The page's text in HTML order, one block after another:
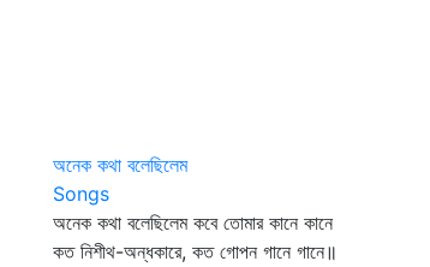
অনেক কথা বলেছিলেম
Songs
অনেক কথা বলেছিলেম কবে তোমার কানে কানে
কত নিশীথ-অন্ধকারে, কত গোপন গানে গানে॥